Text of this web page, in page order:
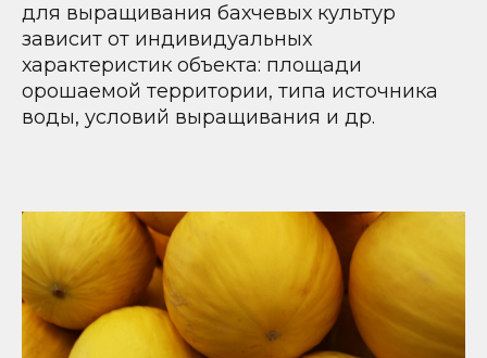
для выращивания бахчевых культур
зависит от индивидуальных
характеристик объекта: площади
орошаемой территории, типа источника
воды, условий выращивания и др.